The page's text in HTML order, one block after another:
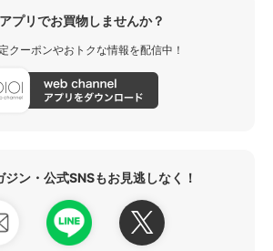
プリでお買物しませんか？
クーポンやおトクな情報を配信中！
ジン・公式SNSもお見逃しなく！